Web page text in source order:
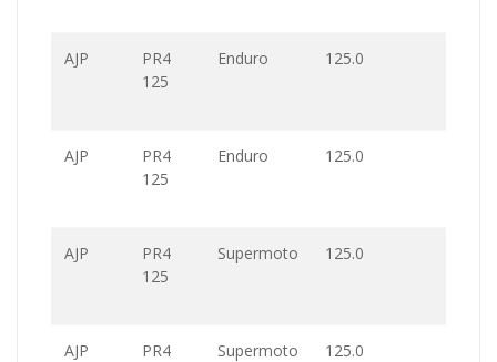
AJP
PR4
125
Enduro 125.0
AJP
PR4
125
Enduro 125.0
AJP
PR4
125
Supermoto 125.0
AJP
PR4
Supermoto 125.0